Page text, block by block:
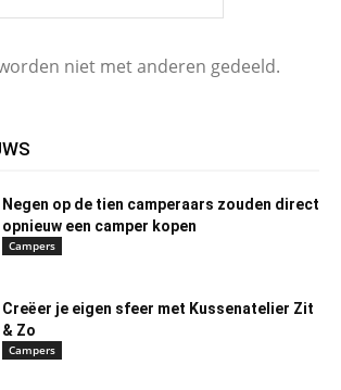
niet met anderen gedeeld.
Negen op de tien camperaars zouden direct
opnieuw een camper kopen
Campers
Creëer je eigen sfeer met Kussenatelier Zit
& Zo
Campers